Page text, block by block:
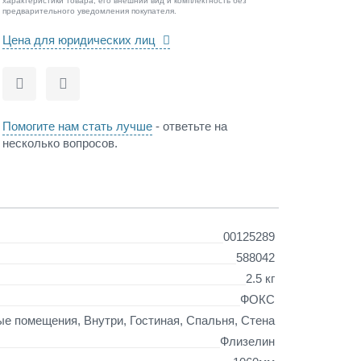
предварительного уведомления покупателя.
Цена для юридических лиц
СравнитьОтложить
Помогите нам стать лучше - ответьте на
несколько вопросов.
00125289
588042
2.5 кг
ФОКС
помещения, Внутри, Гостиная, Спальня, Стена
Флизелин